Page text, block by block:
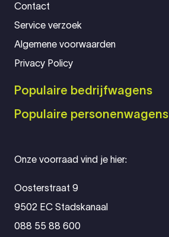
Onze voorraad vind je hier:
Oosterstraat 9
9502 EC Stadskanaal
088 55 88 600
Contact
Service verzoek
Algemene voorwaarden
Privacy Policy
Populaire bedrijfwagens
Populaire personenwagens